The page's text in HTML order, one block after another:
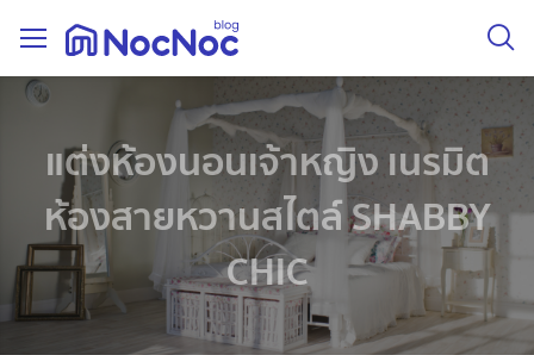
แต่งห้องนอนเจ้าหญิง เนรมิต
ห้องสายหวานสไตล์ SHABBY
CHIC